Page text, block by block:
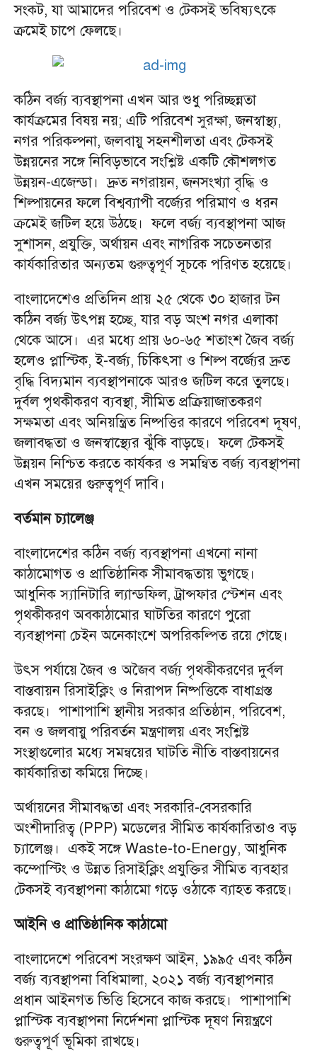
সংকট, যা আমাদের পরিবেশ ও টেকসই ভবিষ্যৎকে
ক্রমেই চাপে ফেলছে।
কঠিন বর্জ্য ব্যবস্থাপনা এখন আর শুধু পরিচ্ছন্নতা
কার্যক্রমের বিষয় নয়; এটি পরিবেশ সুরক্ষা, জনস্বাস্থ্য,
নগর পরিকল্পনা, জলবায়ু সহনশীলতা এবং টেকসই
উন্নয়নের সঙ্গে নিবিড়ভাবে সংশ্লিষ্ট একটি কৌশলগত
উন্নয়ন-এজেন্ডা। দ্রুত নগরায়ন, জনসংখ্যা বৃদ্ধি ও
শিল্পায়নের ফলে বিশ্বব্যাপী বর্জ্যের পরিমাণ ও ধরন
ক্রমেই জটিল হয়ে উঠছে। ফলে বর্জ্য ব্যবস্থাপনা আজ
সুশাসন, প্রযুক্তি, অর্থায়ন এবং নাগরিক সচেতনতার
কার্যকারিতার অন্যতম গুরুত্বপূর্ণ সূচকে পরিণত হয়েছে।
বাংলাদেশেও প্রতিদিন প্রায় ২৫ থেকে ৩০ হাজার টন
কঠিন বর্জ্য উৎপন্ন হচ্ছে, যার বড় অংশ নগর এলাকা
থেকে আসে। এর মধ্যে প্রায় ৬০-৬৫ শতাংশ জৈব বর্জ্য
হলেও প্লাস্টিক, ই-বর্জ্য, চিকিৎসা ও শিল্প বর্জ্যের দ্রুত
বৃদ্ধি বিদ্যমান ব্যবস্থাপনাকে আরও জটিল করে তুলছে।
দুর্বল পৃথকীকরণ ব্যবস্থা, সীমিত প্রক্রিয়াজাতকরণ
সক্ষমতা এবং অনিয়ন্ত্রিত নিষ্পত্তির কারণে পরিবেশ দূষণ,
জলাবদ্ধতা ও জনস্বাস্থ্যের ঝুঁকি বাড়ছে। ফলে টেকসই
উন্নয়ন নিশ্চিত করতে কার্যকর ও সমন্বিত বর্জ্য ব্যবস্থাপনা
এখন সময়ের গুরুত্বপূর্ণ দাবি।
বর্তমান চ্যালেঞ্জ
বাংলাদেশের কঠিন বর্জ্য ব্যবস্থাপনা এখনো নানা
কাঠামোগত ও প্রাতিষ্ঠানিক সীমাবদ্ধতায় ভুগছে।
আধুনিক স্যানিটারি ল্যান্ডফিল, ট্রান্সফার স্টেশন এবং
পৃথকীকরণ অবকাঠামোর ঘাটতির কারণে পুরো
ব্যবস্থাপনা চেইন অনেকাংশে অপরিকল্পিত রয়ে গেছে।
উৎস পর্যায়ে জৈব ও অজৈব বর্জ্য পৃথকীকরণের দুর্বল
বাস্তবায়ন রিসাইক্লিং ও নিরাপদ নিষ্পত্তিকে বাধাগ্রস্ত
করছে। পাশাপাশি স্থানীয় সরকার প্রতিষ্ঠান, পরিবেশ,
বন ও জলবায়ু পরিবর্তন মন্ত্রণালয় এবং সংশ্লিষ্ট
সংস্থাগুলোর মধ্যে সমন্বয়ের ঘাটতি নীতি বাস্তবায়নের
কার্যকারিতা কমিয়ে দিচ্ছে।
অর্থায়নের সীমাবদ্ধতা এবং সরকারি-বেসরকারি
অংশীদারিত্ব (PPP) মডেলের সীমিত কার্যকারিতাও বড়
চ্যালেঞ্জ। একই সঙ্গে Waste-to-Energy, আধুনিক
কম্পোস্টিং ও উন্নত রিসাইক্লিং প্রযুক্তির সীমিত ব্যবহার
টেকসই ব্যবস্থাপনা কাঠামো গড়ে ওঠাকে ব্যাহত করছে।
আইনি ও প্রাতিষ্ঠানিক কাঠামো
বাংলাদেশে পরিবেশ সংরক্ষণ আইন, ১৯৯৫ এবং কঠিন
বর্জ্য ব্যবস্থাপনা বিধিমালা, ২০২১ বর্জ্য ব্যবস্থাপনার
প্রধান আইনগত ভিত্তি হিসেবে কাজ করছে। পাশাপাশি
প্লাস্টিক ব্যবস্থাপনা নির্দেশনা প্লাস্টিক দূষণ নিয়ন্ত্রণে
গুরুত্বপূর্ণ ভূমিকা রাখছে।